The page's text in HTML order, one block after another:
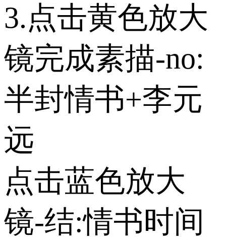
3.点击黄色放大
镜完成素描-no:
半封情书+李元
远
点击蓝色放大
镜-结:情书时间